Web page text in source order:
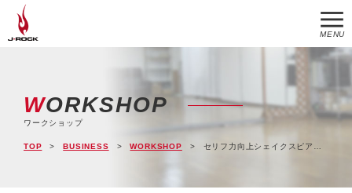
MENU
WORKSHOP
ワークショップ
TOP BUSINESS WORKSHOP セリフ力向上シェイクスピアレッスン 第31回『オセロー』で嫉妬に突き動かされる人間を演じてみる！■5月25日(木)開催■